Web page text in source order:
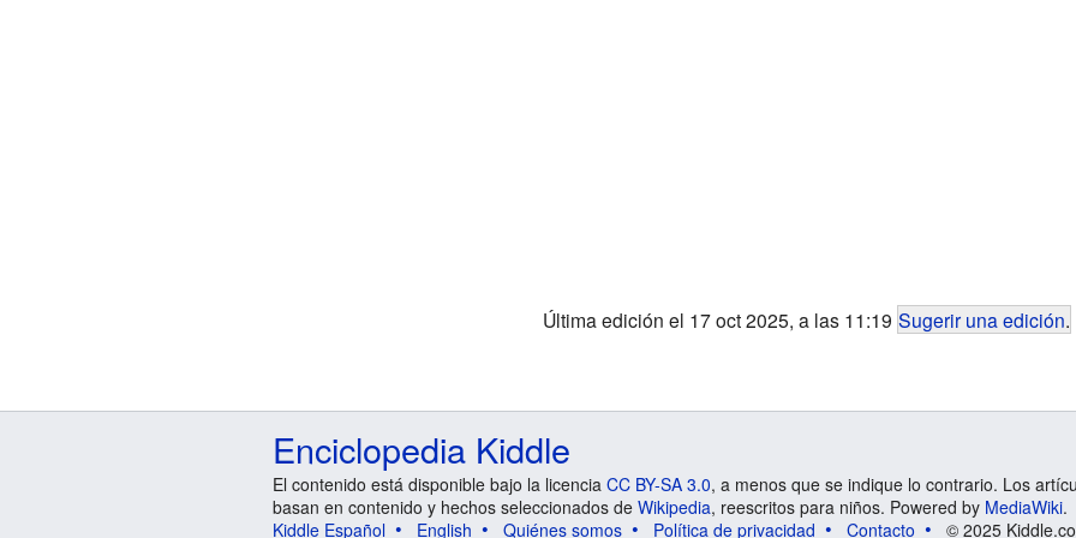
Última edición el 17 oct 2025, a las 11:19 Sugerir una edición.
Enciclopedia Kiddle
El contenido está disponible bajo la licencia CC BY-SA 3.0, a menos que se indique lo contrario. Los
basan en contenido y hechos seleccionados de Wikipedia, reescritos para niños. Powered by MediaWiki.
Kiddle Español
English Quiénes somos Política de privacidad Contacto © 2025 Kiddle.co